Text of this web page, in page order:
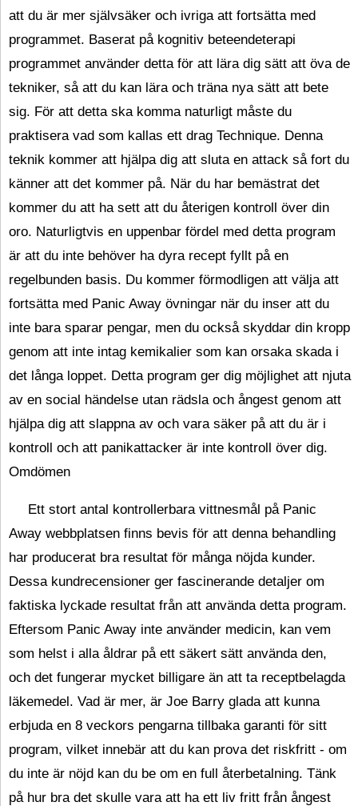
att du är mer självsäker och ivriga att fortsätta med
programmet. Baserat på kognitiv beteendeterapi
programmet använder detta för att lära dig sätt att öva de
tekniker, så att du kan lära och träna nya sätt att bete
sig. För att detta ska komma naturligt måste du
praktisera vad som kallas ett drag Technique. Denna
teknik kommer att hjälpa dig att sluta en attack så fort du
känner att det kommer på. När du har bemästrat det
kommer du att ha sett att du återigen kontroll över din
oro. Naturligtvis en uppenbar fördel med detta program
är att du inte behöver ha dyra recept fyllt på en
regelbunden basis. Du kommer förmodligen att välja att
fortsätta med Panic Away övningar när du inser att du
inte bara sparar pengar, men du också skyddar din kropp
genom att inte intag kemikalier som kan orsaka skada i
det långa loppet. Detta program ger dig möjlighet att njuta
av en social händelse utan rädsla och ångest genom att
hjälpa dig att slappna av och vara säker på att du är i
kontroll och att panikattacker är inte kontroll över dig.
Omdömen
Ett stort antal kontrollerbara vittnesmål på Panic
Away webbplatsen finns bevis för att denna behandling
har producerat bra resultat för många nöjda kunder.
Dessa kundrecensioner ger fascinerande detaljer om
faktiska lyckade resultat från att använda detta program.
Eftersom Panic Away inte använder medicin, kan vem
som helst i alla åldrar på ett säkert sätt använda den,
och det fungerar mycket billigare än att ta receptbelagda
läkemedel. Vad är mer, är Joe Barry glada att kunna
erbjuda en 8 veckors pengarna tillbaka garanti för sitt
program, vilket innebär att du kan prova det riskfritt - om
du inte är nöjd kan du be om en full återbetalning. Tänk
på hur bra det skulle vara att ha ett liv fritt från ångest